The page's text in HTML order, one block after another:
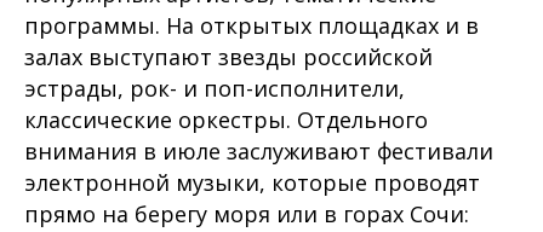
программы. На открытых площадках и в
залах выступают звезды российской
эстрады, рок- и поп-исполнители,
классические оркестры. Отдельного
внимания в июле заслуживают фестивали
электронной музыки, которые проводят
прямо на берегу моря или в горах Сочи: